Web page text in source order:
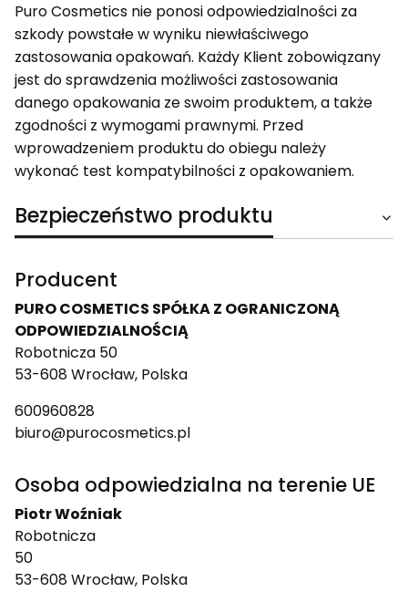
Puro Cosmetics nie ponosi odpowiedzialności za
szkody powstałe w wyniku niewłaściwego
zastosowania opakowań. Każdy Klient zobowiązany
jest do sprawdzenia możliwości zastosowania
danego opakowania ze swoim produktem, a także
zgodności z wymogami prawnymi. Przed
wprowadzeniem produktu do obiegu należy
wykonać test kompatybilności z opakowaniem.
Bezpieczeństwo produktu
Producent
PURO COSMETICS SPÓŁKA Z OGRANICZONĄ
ODPOWIEDZIALNOŚCIĄ
Robotnicza 50
53-608 Wrocław, Polska
600960828
biuro@purocosmetics.pl
Osoba odpowiedzialna na terenie UE
Piotr Woźniak
Robotnicza
50
53-608 Wrocław, Polska